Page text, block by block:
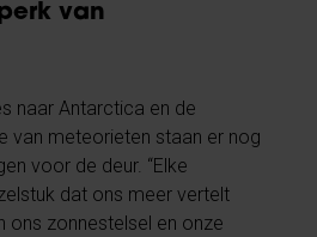
van
naar Antarctica en de
van meteorieten staan er nog
voor de deur. “Elke
dat ons meer vertelt
ons zonnestelsel en onze